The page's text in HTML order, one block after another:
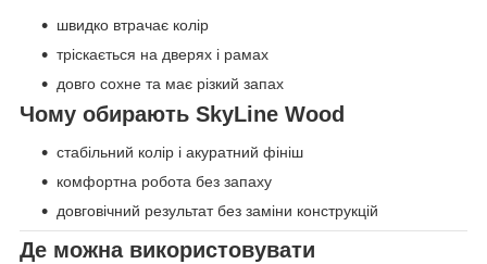
швидко втрачає колір
тріскається на дверях і рамах
довго сохне та має різкий запах
Чому обирають SkyLine Wood
стабільний колір і акуратний фініш
комфортна робота без запаху
довговічний результат без заміни конструкцій
Де можна використовувати